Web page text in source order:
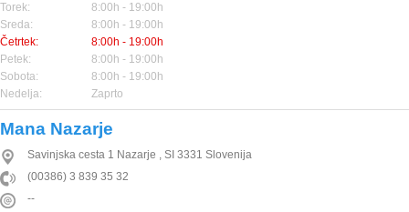
Torek:
8:00h - 19:00h
Sreda:
8:00h - 19:00h
Četrtek:
8:00h - 19:00h
Petek:
8:00h - 19:00h
Sobota:
8:00h - 19:00h
Nedelja:
Zaprto
Mana Nazarje
Savinjska cesta 1 Nazarje , SI 3331 Slovenija
(00386) 3 839 35 32
--